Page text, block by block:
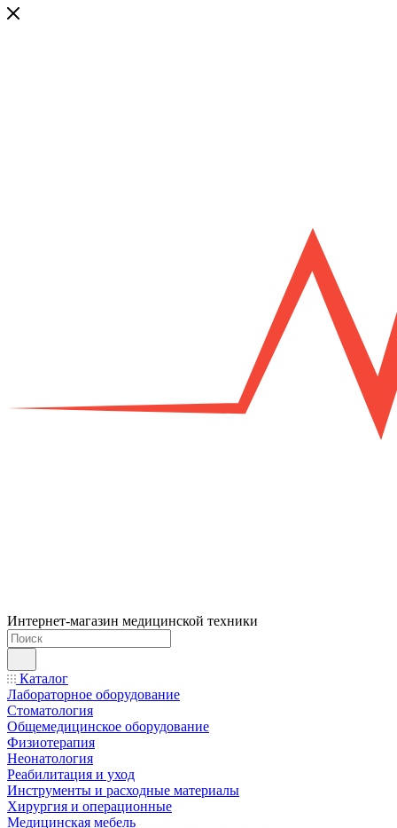
Интернет-магазин медицинской техники
Каталог
Лабораторное оборудование
Стоматология
Общемедицинское оборудование
Физиотерапия
Неонатология
Реабилитация и уход
Инструменты и расходные материалы
Хирургия и операционные
Медицинская мебель